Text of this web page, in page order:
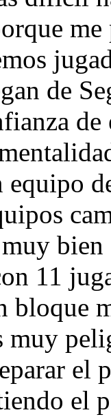
de
de
11
bloque
muy
el